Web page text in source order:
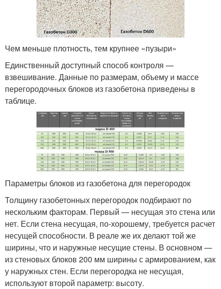
Чем меньше плотность, тем крупнее «пузыри»
Единственный доступный способ контроля —
взвешивание. Данные по размерам, объему и массе
перегородочных блоков из газобетона приведены в
таблице.
Параметры блоков из газобетона для перегородок
Толщину газобетонных перегородок подбирают по
нескольким факторам. Первый — несущая это стена или
нет. Если стена несущая, по-хорошему, требуется расчет
несущей способности. В реале же их делают той же
ширины, что и наружные несущие стены. В основном —
из стеновых блоков 200 мм ширины с армированием, как
у наружных стен. Если перегородка не несущая,
используют второй параметр: высоту.